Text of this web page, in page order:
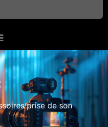
prise de son